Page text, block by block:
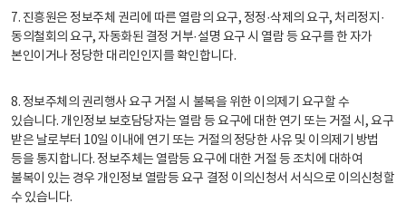
7. 진흥원은 정보주체 권리에 따른 열람의 요구, 정정·삭제의 요구, 처리정지·
동의철회의 요구, 자동화된 결정 거부·설명 요구 시 열람 등 요구를 한 자가
본인이거나 정당한 대리인인지를 확인합니다.
8. 정보주체의 권리행사 요구 거절 시 불복을 위한 이의제기 요구할 수
있습니다. 개인정보 보호담당자는 열람 등 요구에 대한 연기 또는 거절 시, 요구
받은 날로부터 10일 이내에 연기 또는 거절의 정당한 사유 및 이의제기 방법
등을 통지합니다. 정보주체는 열람등 요구에 대한 거절 등 조치에 대하여
불복이 있는 경우 개인정보 열람등 요구 결정 이의신청서 서식으로 이의신청할
수 있습니다.